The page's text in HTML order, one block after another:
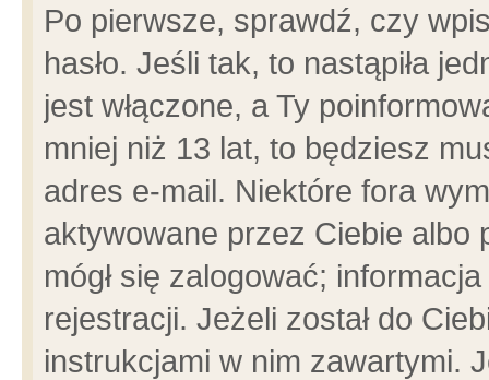
Po pierwsze, sprawdź, czy
hasło. Jeśli tak, to nastąpiła
jest włączone, a Ty
mniej niż 13 lat, to będziesz
adres e-mail. Niektóre fora
aktywowane przez Ciebie albo
mógł się zalogować;
rejestracji. Jeżeli został do
instrukcjami w nim zawartymi.